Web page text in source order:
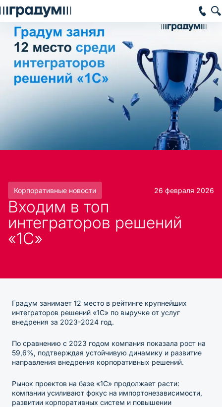
Корпоративные новости 26 февраля 2026
Входим в топ
интеграторов решений
«1С»
Градум занимает 12 место в рейтинге крупнейших
интеграторов решений «1С» по выручке от услуг
внедрения за 2023-2024 год.
По сравнению с 2023 годом компания показала рост на
59,6%, подтверждая устойчивую динамику и развитие
направления внедрения корпоративных решений.
Рынок проектов на базе «1С» продолжает расти:
компании усиливают фокус на импортонезависимости,
развитии корпоративных систем и повышении